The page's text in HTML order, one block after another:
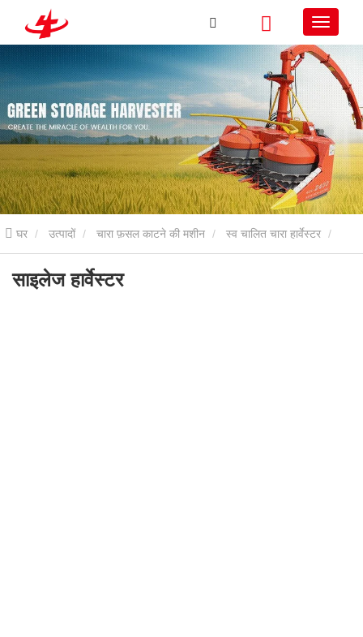
घर उत्पादों चारा फ़सल काटने की मशीन स्व चालित चारा हार्वेस्टर
साइलेज हार्वेस्टर
साइलेज हार्वेस्टर